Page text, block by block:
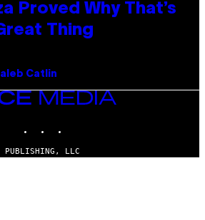
Proved Why That’s
Thing
Catlin
LLC